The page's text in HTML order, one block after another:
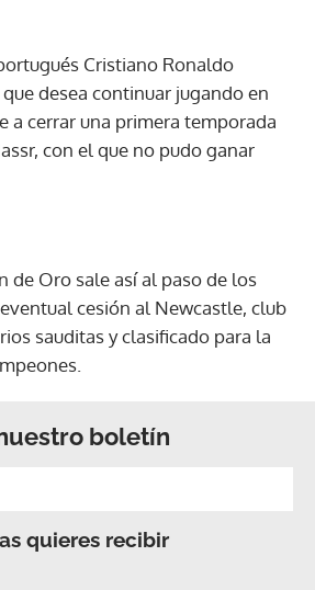
Cristiano Ronaldo
desea continuar jugando en
a cerrar una primera temporada
con el que no pudo ganar
de Oro sale así al paso de los
cesión al Newcastle, club
sauditas y clasificado para la
boletín
quieres recibir